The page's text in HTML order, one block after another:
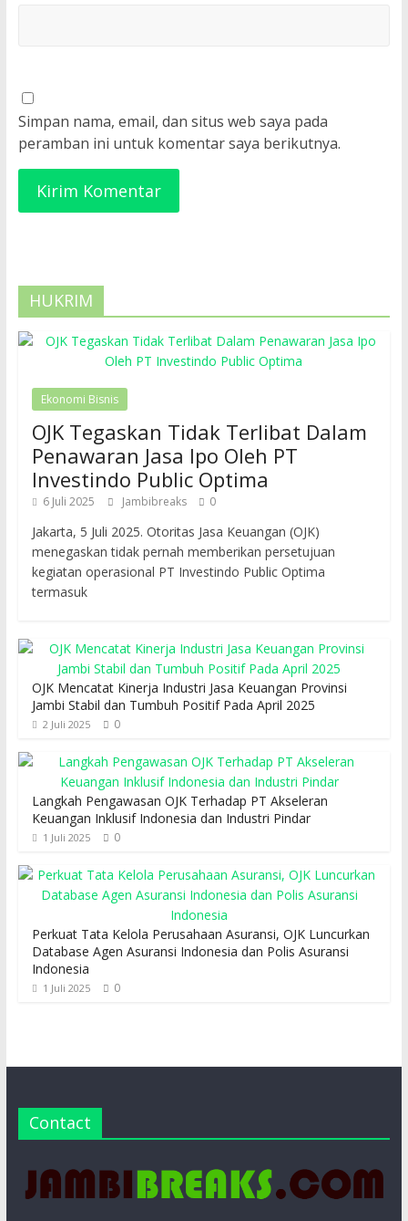
Simpan nama, email, dan situs web saya pada
peramban ini untuk komentar saya berikutnya.
HUKRIM
Ekonomi Bisnis
OJK Tegaskan Tidak Terlibat Dalam
Penawaran Jasa Ipo Oleh PT
Investindo Public Optima
6 Juli 2025 Jambibreaks 0
Jakarta, 5 Juli 2025. Otoritas Jasa Keuangan (OJK)
menegaskan tidak pernah memberikan persetujuan
kegiatan operasional PT Investindo Public Optima
termasuk
OJK Mencatat Kinerja Industri Jasa Keuangan Provinsi
Jambi Stabil dan Tumbuh Positif Pada April 2025
2 Juli 2025 0
Langkah Pengawasan OJK Terhadap PT Akseleran
Keuangan Inklusif Indonesia dan Industri Pindar
1 Juli 2025 0
Perkuat Tata Kelola Perusahaan Asuransi, OJK Luncurkan
Database Agen Asuransi Indonesia dan Polis Asuransi
Indonesia
1 Juli 2025 0
Contact